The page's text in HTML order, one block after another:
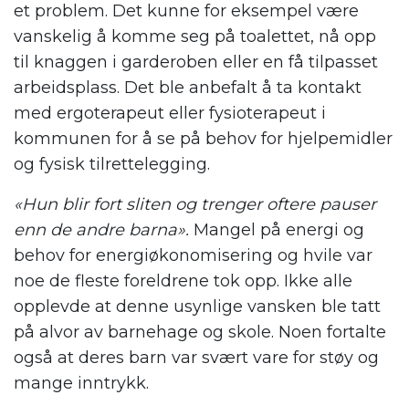
et problem. Det kunne for eksempel være
vanskelig å komme seg på toalettet, nå opp
til knaggen i garderoben eller en få tilpasset
arbeidsplass. Det ble anbefalt å ta kontakt
med ergoterapeut eller fysioterapeut i
kommunen for å se på behov for hjelpemidler
og fysisk tilrettelegging.
«Hun blir fort sliten og trenger oftere pauser
enn de andre barna». Mangel på energi og
behov for energiøkonomisering og hvile var
noe de fleste foreldrene tok opp. Ikke alle
opplevde at denne usynlige vansken ble tatt
på alvor av barnehage og skole. Noen fortalte
også at deres barn var svært vare for støy og
mange inntrykk.